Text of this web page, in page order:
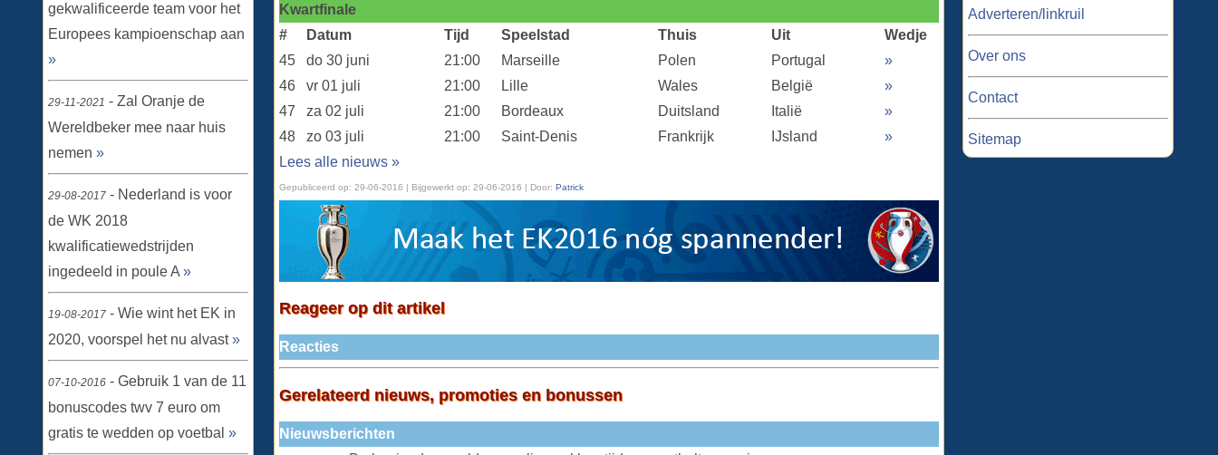
Kwartfinale
#
Datum Tijd Speelstad Thuis Uit
Wedje
45
do 30 juni 21:00 Marseille Polen Portugal
»
46
vr 01 juli 21:00 Lille Wales België
»
47
za 02 juli 21:00 Bordeaux Duitsland Italië
»
48
zo 03 juli 21:00 Saint-Denis Frankrijk IJsland
»
Lees alle nieuws »
Gepubliceerd op: 29-06-2016 | Bijgewerkt op: 29-06-2016 | Door: Patrick
Reageer op dit artikel
Reacties
Gerelateerd nieuws, promoties en bonussen
Nieuwsberichten
gekwalificeerde team voor het
Europees kampioenschap aan
»
29-11-2021 - Zal Oranje de
Wereldbeker mee naar huis
nemen »
29-08-2017 - Nederland is voor
de WK 2018
kwalificatiewedstrijden
ingedeeld in poule A »
19-08-2017 - Wie wint het EK in
2020, voorspel het nu alvast»
07-10-2016 - Gebruik 1 van de 11
bonuscodes twv 7 euro om
gratis te wedden op voetbal »
Adverteren/linkruil
Over ons
Contact
Sitemap